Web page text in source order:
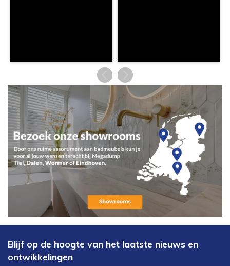
Blijf op de hoogte van het laatste nieuws en
ontwikkelingen